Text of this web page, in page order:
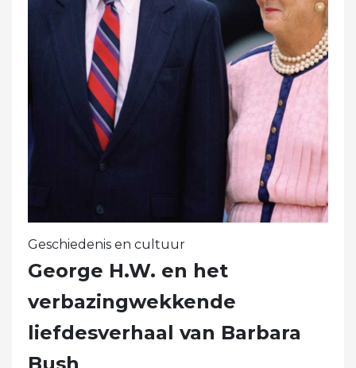
Geschiedenis en cultuur
George H.W. en het
verbazingwekkende
liefdesverhaal van Barbara
Bush